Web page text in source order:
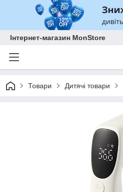
Інтернет-магазин MonStore
Товари Дитячі товари